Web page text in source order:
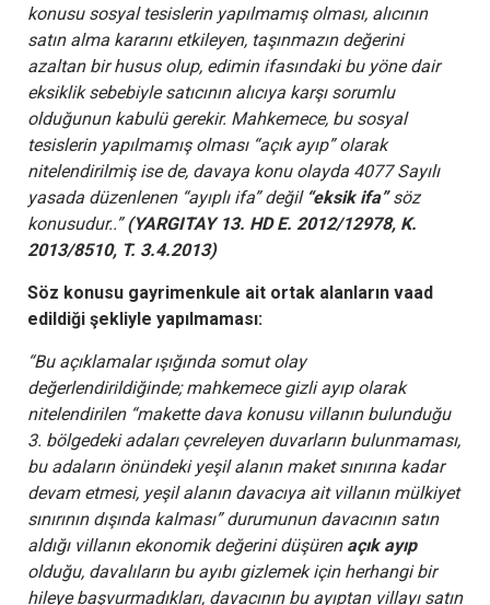
konusu sosyal tesislerin yapılmamış olması, alıcının
satın alma kararını etkileyen, taşınmazın değerini
azaltan bir husus olup, edimin ifasındaki bu yöne dair
eksiklik sebebiyle satıcının alıcıya karşı sorumlu
olduğunun kabulü gerekir. Mahkemece, bu sosyal
tesislerin yapılmamış olması “açık ayıp” olarak
nitelendirilmiş ise de, davaya konu olayda 4077 Sayılı
yasada düzenlenen “ayıplı ifa” değil “eksik ifa”söz
konusudur..”(YARGITAY 13. HD E. 2012/12978, K.
2013/8510, T. 3.4.2013)
Söz konusu gayrimenkule ait ortak alanların vaad
edildiği şekliyle yapılmaması:
“Bu açıklamalar ışığında somut olay
değerlendirildiğinde; mahkemece gizli ayıp olarak
nitelendirilen “makette dava konusu villanın bulunduğu
3. bölgedeki adaları çevreleyen duvarların bulunmaması,
bu adaların önündeki yeşil alanın maket sınırına kadar
devam etmesi, yeşil alanın davacıya ait villanın mülkiyet
sınırının dışında kalması” durumunun davacının satın
aldığı villanın ekonomik değerini düşüren açık ayıp
olduğu, davalıların bu ayıbı gizlemek için herhangi bir
hileye başvurmadıkları, davacının bu ayıptan villayı satın